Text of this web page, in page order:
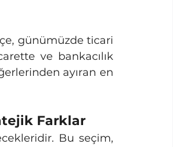
ve bankacılık
ayıran en
Farklar